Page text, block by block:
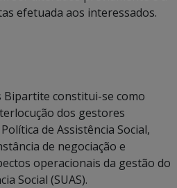
efetuada aos interessados.
constitui-se como
dos gestores
de Assistência Social,
de negociação e
operacionais da gestão do
Social (SUAS).